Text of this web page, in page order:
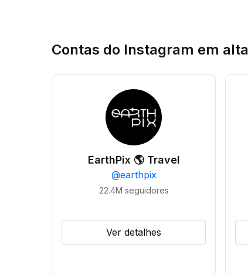
Contas do Instagram em alta
EarthPix 🌎 Travel
@earthpix
22.4M seguidores
Ver detalhes